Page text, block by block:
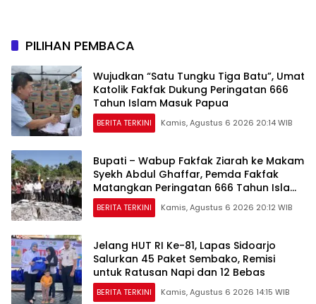
PILIHAN PEMBACA
Wujudkan “Satu Tungku Tiga Batu”, Umat
Katolik Fakfak Dukung Peringatan 666
Tahun Islam Masuk Papua
BERITA TERKINI Kamis, Agustus 6 2026 20:14 WIB
Bupati – Wabup Fakfak Ziarah ke Makam
Syekh Abdul Ghaffar, Pemda Fakfak
Matangkan Peringatan 666 Tahun Islam
Masuk Tanah Papua
BERITA TERKINI Kamis, Agustus 6 2026 20:12 WIB
Jelang HUT RI Ke-81, Lapas Sidoarjo
Salurkan 45 Paket Sembako, Remisi
untuk Ratusan Napi dan 12 Bebas
BERITA TERKINI Kamis, Agustus 6 2026 14:15 WIB